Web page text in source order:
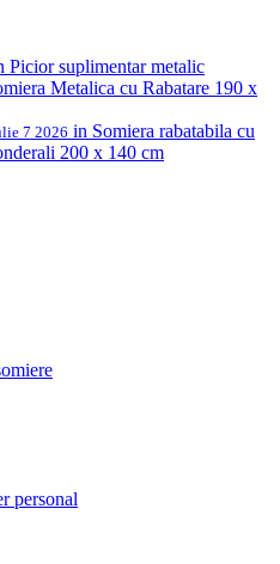
Picior suplimentar metalic
Metalica cu Rabatare 190 x
7 2026 in Somiera rabatabila cu
200 x 140 cm
personal